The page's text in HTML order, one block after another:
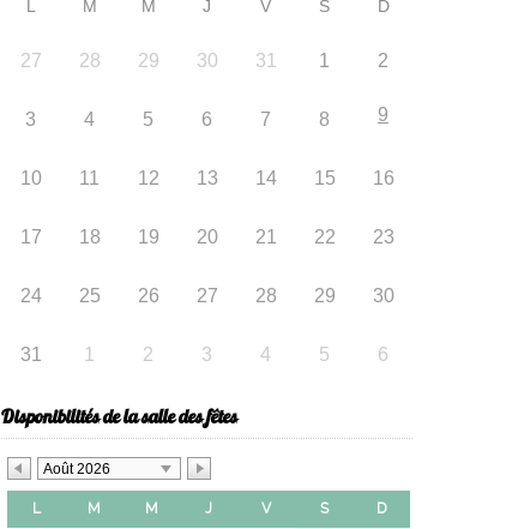
L M M J V S D
27 28 29 30 31 1 2
3 4 5 6 7 8 9
10 11 12 13 14 15 16
17 18 19 20 21 22 23
24 25 26 27 28 29 30
31 1 2 3 4 5 6
Disponibilités de la salle des fêtes
Août 2026
L M M J V S D